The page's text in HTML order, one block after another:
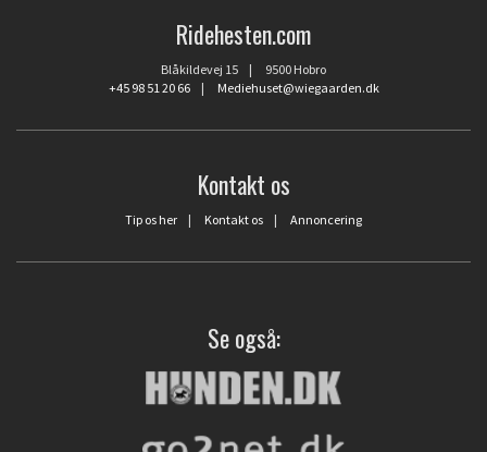
Ridehesten.com
Blåkildevej 15 | 9500 Hobro
+45 98 51 20 66| Mediehuset@wiegaarden.dk
Kontakt os
Tip os her | Kontakt os | Annoncering
Se også: